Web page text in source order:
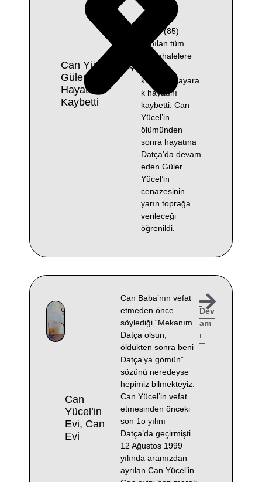
Can Yücel’in Eşi
Güler Yücel
Hayatını
Kaybetti
Yücel’in
eşi Güler
Yücel (85)
yapılan tüm
müdahalelere
rağmen
kurtarılamayara
k hayatını
kaybetti. Can
Yücel’in
ölümünden
sonra hayatına
Datça’da devam
eden Güler
Yücel’in
cenazesinin
yarın toprağa
verileceği
öğrenildi.
Can
Yücel’in
Evi, Can
Evi
Can Baba’nın vefat
etmeden önce
söylediği “Mekanım
Datça olsun,
öldükten sonra beni
Datça’ya gömün”
sözünü neredeyse
hepimiz bilmekteyiz.
Can Yücel’in vefat
etmesinden önceki
son 1o yılını
Datça’da geçirmişti.
12 Ağustos 1999
yılında aramızdan
ayrılan Can Yücel’in
Dev
am
ı